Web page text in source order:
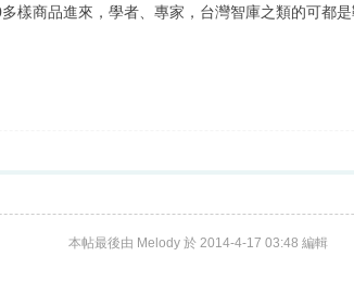
樣商品進來，學者、專家，台灣智庫之類的可都
本帖最後由 Melody 於 2014-4-17 03:48 編輯